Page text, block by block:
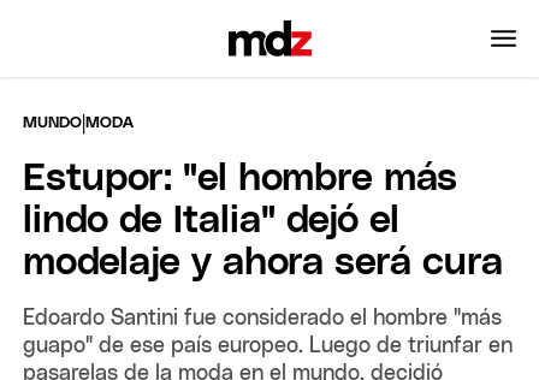
MUNDO |MODA
Estupor: "el hombre más
lindo de Italia" dejó el
modelaje y ahora será cura
Edoardo Santini fue considerado el hombre "más
guapo" de ese país europeo. Luego de triunfar en
pasarelas de la moda en el mundo, decidió